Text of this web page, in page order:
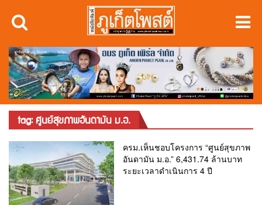
tag: ศูนย์สุขภาพอันดามัน ม.อ.
ครม.เห็นชอบโครงการ “ศูนย์สุขภาพ
อันดามัน ม.อ.” 6,431.74 ล้านบาท
ระยะเวลาดำเนินการ 4 ปี